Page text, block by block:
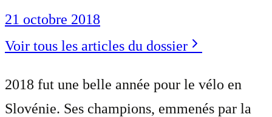
21 octobre 2018
Voir tous les articles du dossier
2018 fut une belle année pour le vélo en
Slovénie. Ses champions, emmenés par la